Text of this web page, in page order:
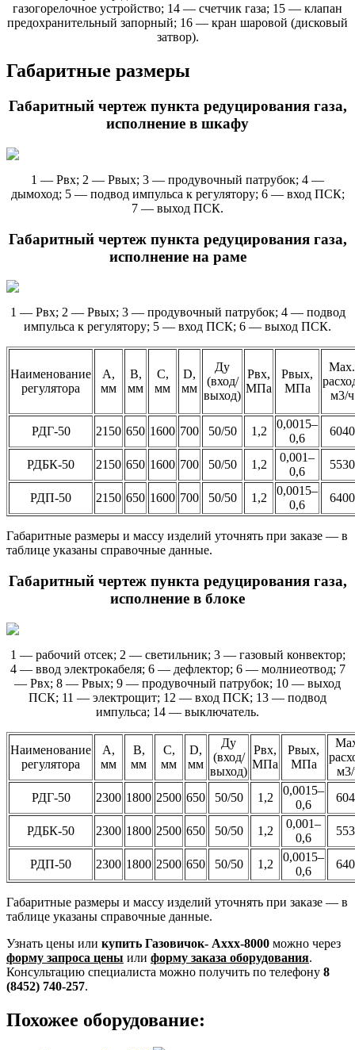
газогорелочное устройство; 14 — счетчик газа; 15 — клапан
предохранительный запорный; 16 — кран шаровой (дисковый
затвор).
Габаритные размеры
Габаритный чертеж пункта редуцирования газа,
исполнение в шкафу
1 — Рвх; 2 — Рвых; 3 — продувочный патрубок; 4 —
дымоход; 5 — подвод импульса к регулятору; 6 — вход ПСК;
7 — выход ПСК.
Габаритный чертеж пункта редуцирования газа,
исполнение на раме
1 — Рвх; 2 — Рвых; 3 — продувочный патрубок; 4 — подвод
импульса к регулятору; 5 — вход ПСК; 6 — выход ПСК.
Наименование
регулятора
А,
мм
B,
мм
C,
мм
D,
мм
Ду
(вход/
выход)
Рвх,
МПа
Рвых,
МПа
Max.
м3/ч
РДГ-50 2150 650 1600 700 50/50 1,2
0,0015–
0,6
6040
РДБК-50 2150 650 1600 700 50/50 1,2
0,001–
0,6
5530
РДП-50 2150 650 1600 700 50/50 1,2
0,0015–
0,6
6400
Габаритные размеры и массу изделий уточнять при заказе — в
таблице указаны справочные данные.
Габаритный чертеж пункта редуцирования газа,
исполнение в блоке
1 — рабочий отсек; 2 — светильник; 3 — газовый конвектор;
4 — ввод электрокабеля; 6 — дефлектор; 6 — молниеотвод; 7
— Рвх; 8 — Рвых; 9 — продувочный патрубок; 10 — выход
ПСК; 11 — электрощит; 12 — вход ПСК; 13 — подвод
импульса; 14 — выключатель.
Наименование
регулятора
А,
мм
B,
мм
C,
мм
D,
мм
Ду
(вход/
выход)
Рвх,
МПа
Рвых,
МПа
РДГ-50
2300 1800 2500 650 50/50 1,2
0,0015–
0,6
РДБК-50 2300 1800 2500 650 50/50 1,2
0,001–
0,6
РДП-50 2300 1800 2500 650 50/50 1,2
0,0015–
0,6
Габаритные размеры и массу изделий уточнять при заказе — в
таблице указаны справочные данные.
Узнать цены или купить Газовичок- Аххх-8000 можно через
форму запроса цены или форму заказа оборудования.
Консультацию специалиста можно получить по телефону 8
(8452) 740-257.
Похожее оборудование: